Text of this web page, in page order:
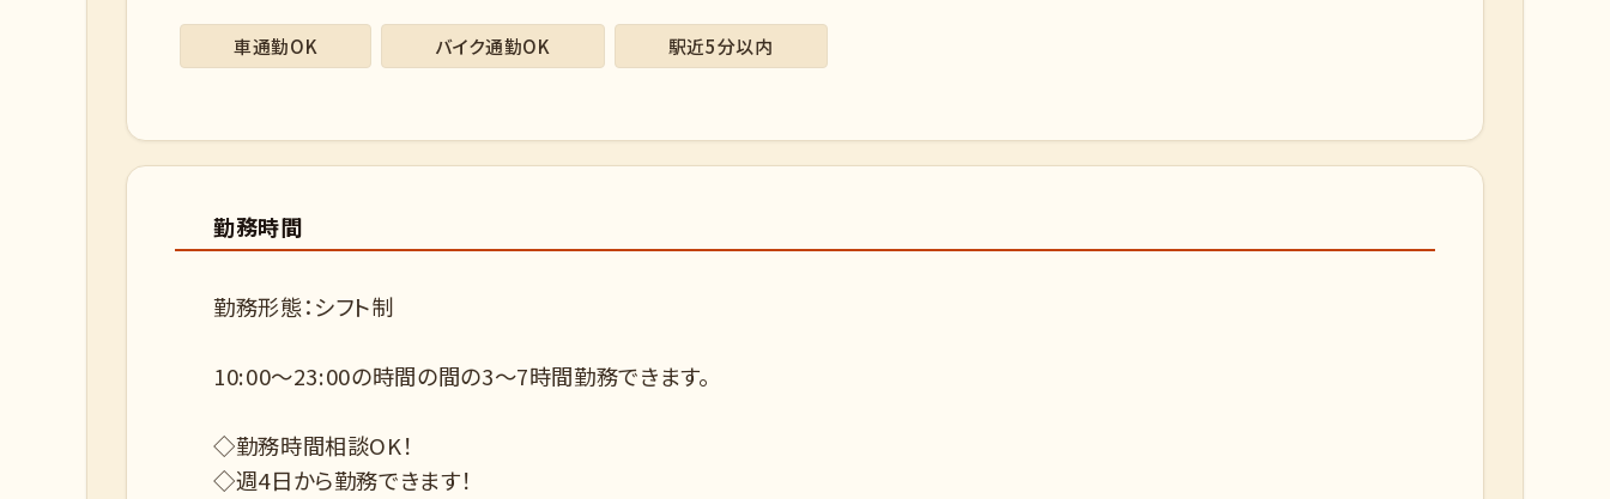
車通勤OK バイク通勤OK 駅近5分以内
勤務時間
勤務形態：シフト制
10:00～23:00の時間の間の3～7時間勤務できます。
◇勤務時間相談OK！
◇週4日から勤務できます！